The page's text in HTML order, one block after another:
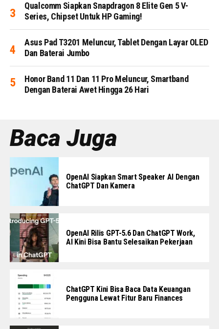
Qualcomm Siapkan Snapdragon 8 Elite Gen 5 V-
Series, Chipset Untuk HP Gaming!
Asus Pad T3201 Meluncur, Tablet Dengan Layar OLED
Dan Baterai Jumbo
Honor Band 11 Dan 11 Pro Meluncur, Smartband
Dengan Baterai Awet Hingga 26 Hari
Baca Juga
OpenAI Siapkan Smart Speaker AI Dengan
ChatGPT Dan Kamera
OpenAI Rilis GPT-5.6 Dan ChatGPT Work,
AI Kini Bisa Bantu Selesaikan Pekerjaan
ChatGPT Kini Bisa Baca Data Keuangan
Pengguna Lewat Fitur Baru Finances